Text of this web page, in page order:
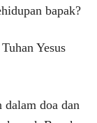
bapak?
Yesus
doa dan